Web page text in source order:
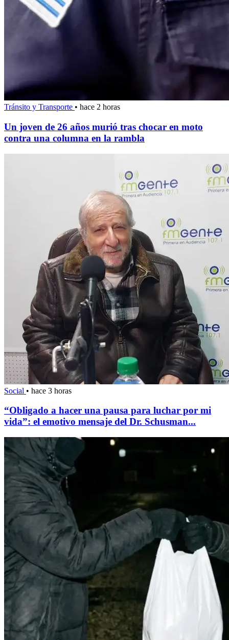
Tránsito y Transporte • hace 2 horas
Un joven de 26 años murió tras chocar en moto
contra una columna en la rambla
Social • hace 3 horas
“Obligado a hacer una pausa para luchar por mi
vida”: el emotivo mensaje del Dr. Schusman...